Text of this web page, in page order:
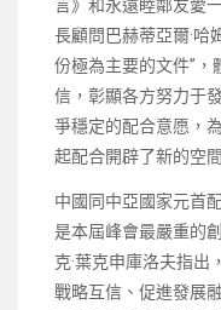
言》和永遠睦鄰友愛
長顧問巴赫蒂亞爾·哈
份極為主要的文件”，
信，彰顯各方努力于
爭穩定的配合意愿，
起配合開辟了新的空間
中國同中亞國家元首
是本屆峰會最嚴重的
克·葉克申庫洛夫指
戰略互信、促進發展